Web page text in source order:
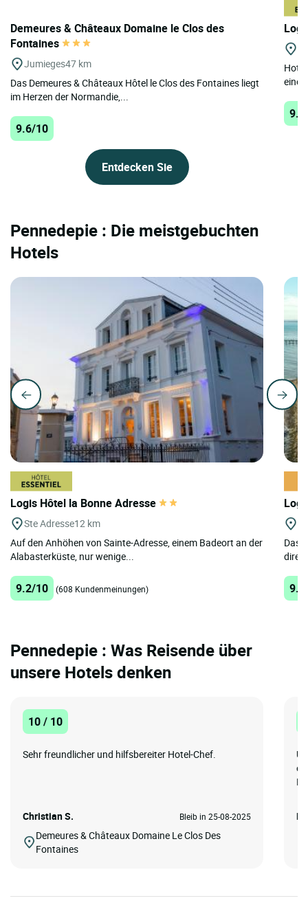
Demeures & Châteaux Domaine le Clos des
Fontaines
Jumieges47 km
Das Demeures & Châteaux Hôtel le Clos des Fontaines liegt
im Herzen der Normandie,...
9.6/10
Entdecken Sie
Pennedepie : Die meistgebuchten
Hotels
Logis Hôtel la Bonne Adresse
Ste Adresse12 km
Auf den Anhöhen von Sainte-Adresse, einem Badeort an der
Alabasterküste, nur wenige...
9.2/10 (608 Kundenmeinungen)
Das
Pennedepie : Was Reisende über
unsere Hotels denken
10 / 10
Sehr freundlicher und hilfsbereiter Hotel-Chef.
Christian S. Bleib in 25-08-2025
Demeures & Châteaux Domaine Le Clos Des
Fontaines